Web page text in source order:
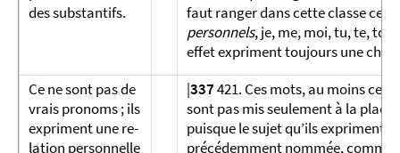
des substantifs.
faut ranger dans cette classe
personnels, je, me, moi, tu, te, toi,
effet expriment toujours une
Ce ne sont pas de
vrais pro­noms ; ils
ex­priment une re­
lation per­son­nelle
|337421. Ces mots, au moins
sont pas mis seulement à la place
puisque le sujet qu’ils expriment
précédemment nommée, comme